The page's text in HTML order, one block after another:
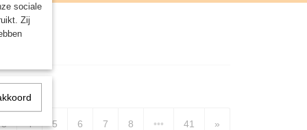
3 4 5 6 7 8 ••• 41 »
sociale
Zij